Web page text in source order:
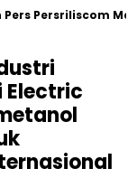
Persriliscom
Electric